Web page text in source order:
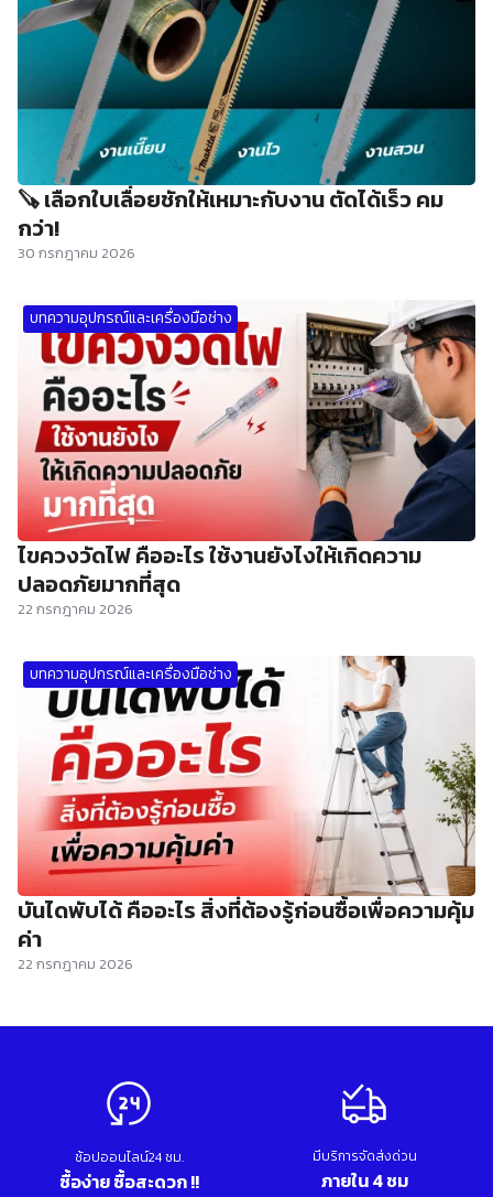
🪚 เลือกใบเลื่อยชักให้เหมาะกับงาน ตัดได้เร็ว คม
กว่า!
30 กรกฎาคม 2026
บทความอุปกรณ์และเครื่องมือช่าง
ไขควงวัดไฟ คืออะไร ใช้งานยังไงให้เกิดความ
ปลอดภัยมากที่สุด
22 กรกฎาคม 2026
บทความอุปกรณ์และเครื่องมือช่าง
บันไดพับได้ คืออะไร สิ่งที่ต้องรู้ก่อนซื้อเพื่อความคุ้ม
ค่า
22 กรกฎาคม 2026
ช้อปออนไลน์24 ชม.
ซื้อง่าย ซื้อสะดวก !!
มีบริการจัดส่งด่วน
ภายใน 4 ชม